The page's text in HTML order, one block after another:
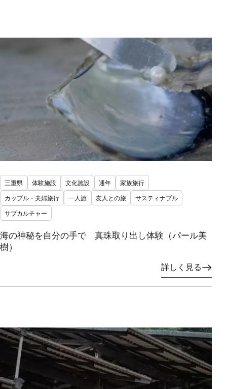
三重県 体験施設 文化施設 通年
家族旅行
カップル・夫婦旅行
一人旅 友人との旅
サスティナブル
サブカルチャー
海の神秘を自分の手で 真珠取り出し体験（パール美
樹）
詳しく見る